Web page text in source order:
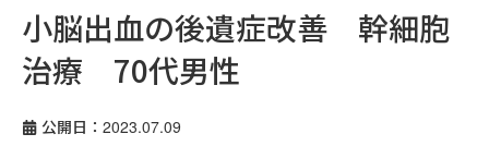
小脳出血の後遺症改善 幹細胞
治療 70代男性
公開日：2023.07.09